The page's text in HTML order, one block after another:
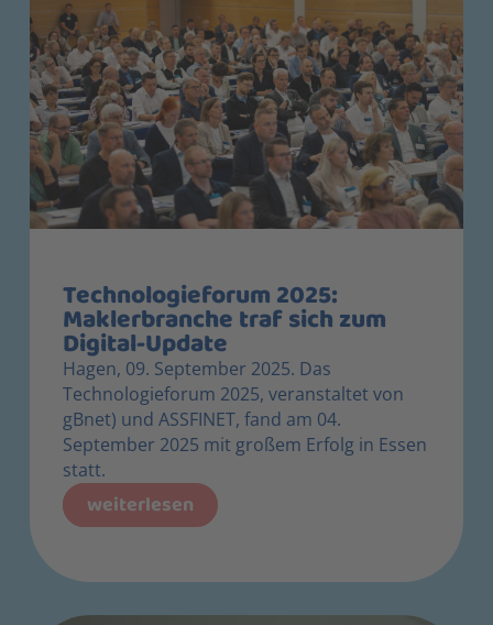
Technologieforum 2025:
Maklerbranche traf sich zum
Digital-Update
Hagen, 09. September 2025. Das
Technologieforum 2025, veranstaltet von
gBnet) und ASSFINET, fand am 04.
September 2025 mit großem Erfolg in Essen
statt.
weiterlesen